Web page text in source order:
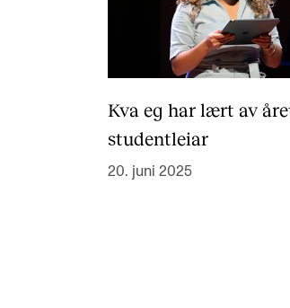
Livet rundt FoU
For ph.d.-programmet i
For ph.d.-programmet i
Kva eg har lært av
studentleiar
20. juni 2025